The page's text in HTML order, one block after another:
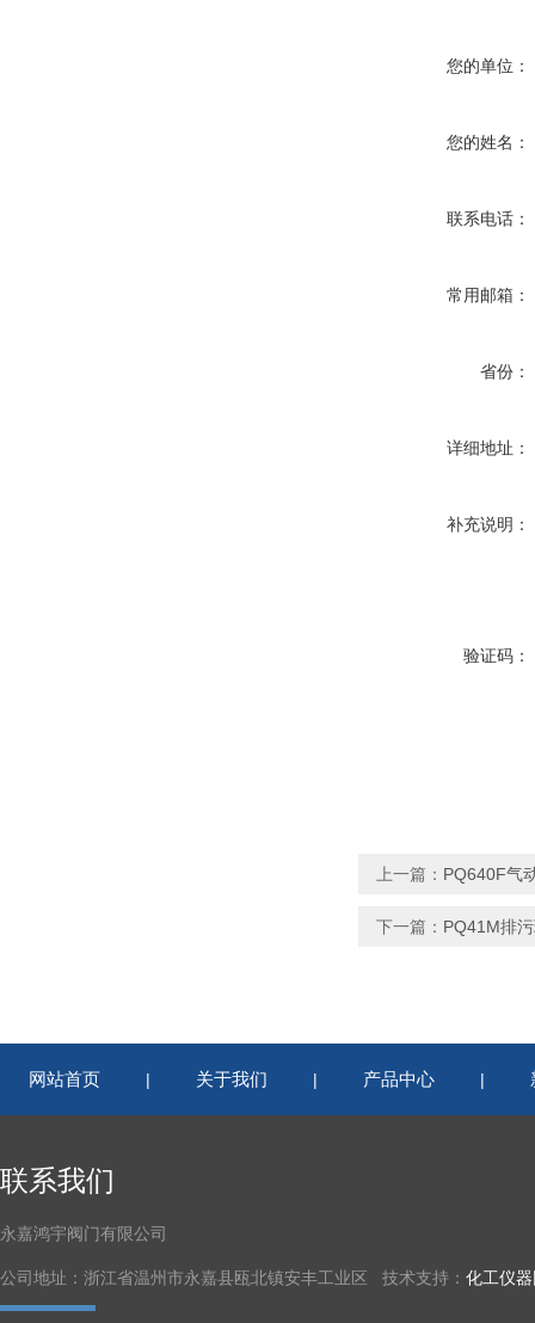
您的单位：
您的姓名：
联系电话：
常用邮箱：
省份：
详细地址：
补充说明：
验证码：
上一篇： PQ640F气
下一篇： PQ41M排
网站首页 | 关于我们 | 产品中心 |
联系我们
永嘉鸿宇阀门有限公司
公司地址：浙江省温州市永嘉县瓯北镇安丰工业区 技术支持： 化工仪